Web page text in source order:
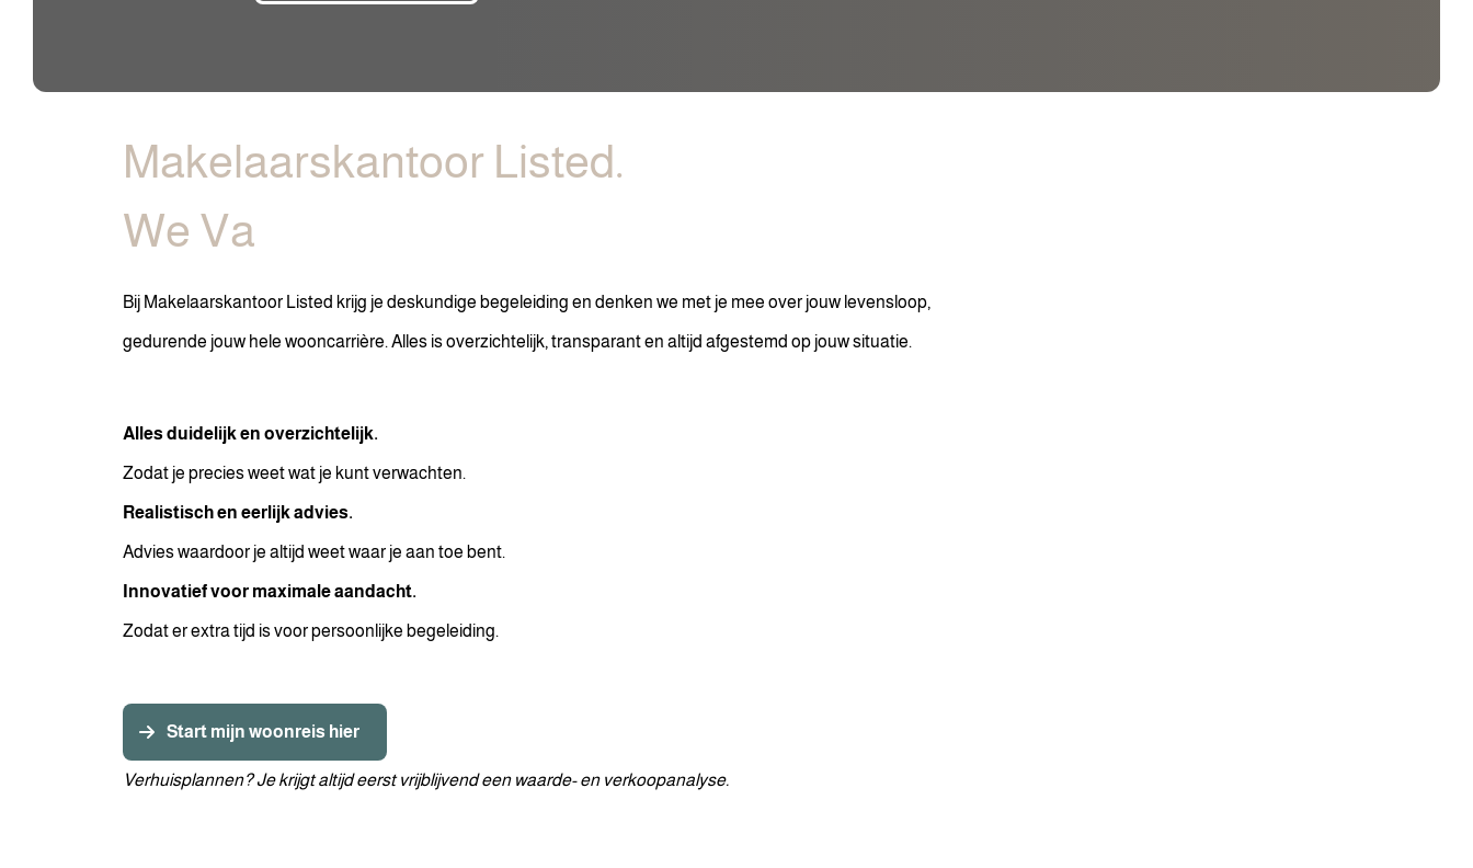
Makelaarskantoor Listed.
We Valuate.
Bij Makelaarskantoor Listed krijg je deskundige begeleiding en denken we met je mee over jouw levensloop,
gedurende jouw hele wooncarrière. Alles is overzichtelijk, transparant en altijd afgestemd op jouw situatie.
Alles duidelijk en overzichtelijk.
Zodat je precies weet wat je kunt verwachten.
Realistisch en eerlijk advies.
Advies waardoor je altijd weet waar je aan toe bent.
Innovatief voor maximale aandacht.
Zodat er extra tijd is voor persoonlijke begeleiding.
Start mijn woonreis hier
Verhuisplannen? Je krijgt altijd eerst vrijblijvend een waarde- en verkoopanalyse.